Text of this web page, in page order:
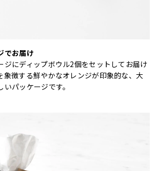
でお届け
ジにディップボウル2個をセットしてお届け
象徴する鮮やかなオレンジが印象的な、大
パッケージです。